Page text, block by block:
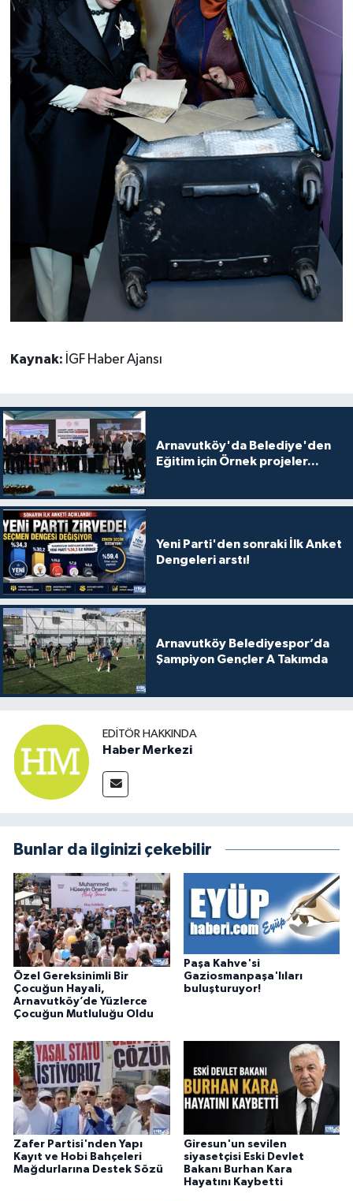
Kaynak: İGF Haber Ajansı
Arnavutköy'da Belediye'den
Eğitim için Örnek projeler...
Yeni Parti'den sonraki İlk Anket
Dengeleri arstı!
Arnavutköy Belediyespor’da
Şampiyon Gençler A Takımda
EDITÖR HAKKINDA
Haber Merkezi
Bunlar da ilginizi çekebilir
Özel Gereksinimli Bir
Çocuğun Hayali,
Arnavutköy’de Yüzlerce
Çocuğun Mutluluğu Oldu
Paşa Kahve'si
Gaziosmanpaşa'lıları
buluşturuyor!
Zafer Partisi'nden Yapı
Kayıt ve Hobi Bahçeleri
Mağdurlarına Destek Sözü
Giresun'un sevilen
siyasetçisi Eski Devlet
Bakanı Burhan Kara
Hayatını Kaybetti